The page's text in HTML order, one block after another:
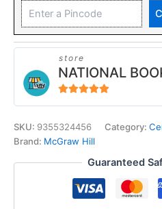
store
NATIONAL
SKU: 9355324456 Category:
Brand: McGraw Hill
Guaranteed